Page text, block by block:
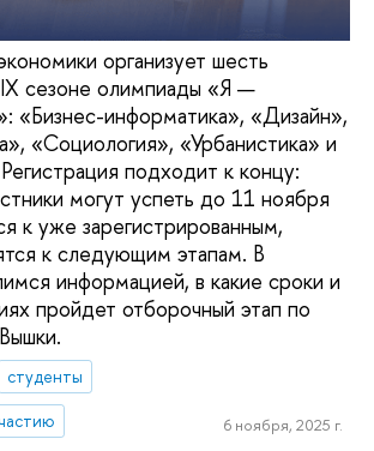
организует шесть
IX сезоне олимпиады «Я —
«Бизнес-информатика», «Дизайн»,
«Социология», «Урбанистика» и
подходит к концу:
могут успеть до 11 ноября
к уже зарегистрированным,
к следующим этапам. В
информацией, в какие сроки и
пройдет отборочный этап по
студенты
6 ноября, 2025 г.